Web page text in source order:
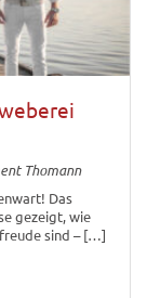
Thomann
Das
gezeigt, wie
sind – […]